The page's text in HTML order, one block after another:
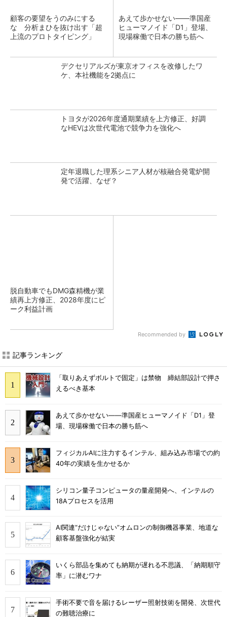
顧客の要望をうのみにする
な 分析まひを抜け出す「超
上流のプロトタイピング」
あえて歩かせない――準国産
ヒューマノイド「D1」登場、
現場稼働で日本の勝ち筋へ
デクセリアルズが東京オフィスを改修したワ
ケ、本社機能を2拠点に
トヨタが2026年度通期業績を上方修正、好調
なHEVは次世代電池で競争力を強化へ
定年退職した理系シニア人材が核融合発電炉開
発で活躍、なぜ？
脱自動車でもDMG森精機が業
績再上方修正、2028年度にピ
ーク利益計画
Recommended by
記事ランキング
「取りあえずボルトで固定」は禁物 締結部設計で押さ
えるべき基本
あえて歩かせない――準国産ヒューマノイド「D1」登
場、現場稼働で日本の勝ち筋へ
フィジカルAIに注力するインテル、組み込み市場での約
40年の実績を生かせるか
シリコン量子コンピュータの量産開発へ、インテルの
18Aプロセスを活用
AI関連“だけじゃない”オムロンの制御機器事業、地道な
顧客基盤強化が結実
いくら部品を集めても納期が遅れる不思議、「納期順守
率」に潜むワナ
手術不要で音を届けるレーザー照射技術を開発、次世代
の難聴治療に